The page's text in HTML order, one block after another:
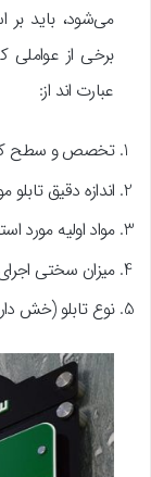
می‌شود، باید
برخی از عواملی
عبارت اند از:
تخصص و سطح کار
اندازه دقیق تابلو
مواد اولیه مورد
میزان سختی
نوع تابلو (خش